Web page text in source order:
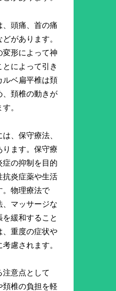
、頭痛、首の痛
があります。
変形によって神
によって引き
ルベ扁平椎は頚
、頚椎の動きが
。
、保守療法、
ります。保守療
症の抑制を目的
抗炎症薬や生活
。物理療法で
、マッサージな
緩和すること
、重度の症状や
慮されます。
注意点として
頚椎の負担を軽